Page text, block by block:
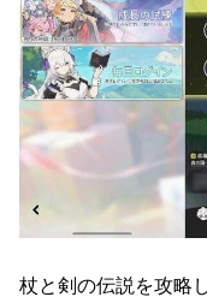
杖と剣の伝説を攻略